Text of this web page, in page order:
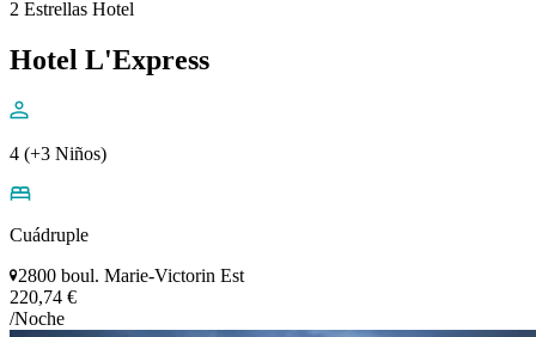
2 Estrellas Hotel
Hotel L'Express
4 (+3 Niños)
Cuádruple
2800 boul. Marie-Victorin Est
220,74 €
/Noche